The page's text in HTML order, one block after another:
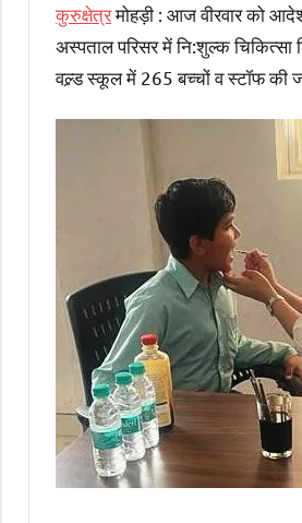
कुरुक्षेत्रमोहड़ी : आज वीरवार को
अस्पताल परिसर में नि:शुल्क चिकित्सा
वल्र्ड स्कूल में 265 बच्चों व स्टॉफ की